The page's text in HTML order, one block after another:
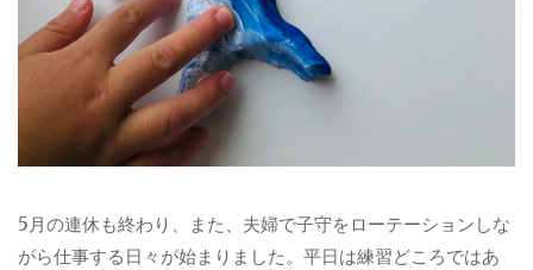
5月の連休も終わり、また、夫婦で子守をローテーションしな
がら仕事する日々が始まりました。平日は練習どころではあ